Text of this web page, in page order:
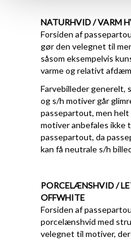
NATURHVID / VARM
Forsiden af
gør den velegnet til
såsom eksempelvis
varme og relativt
Farvebilleder generelt,
og s/h motiver går
passepartout, men
motiver anbefales ikke
passepartout, da
kan få neutrale s/h
PORCELÆNSHVID /
OFFWHITE
Forsiden af
porcelænshvid med
velegnet til motiver,